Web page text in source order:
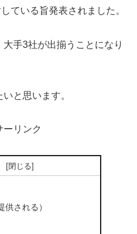
ている旨発表されました。
手3社が出揃うことになり
と思います。
ーリンク
供される）